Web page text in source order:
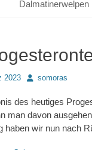
Dalmatinerwelpen
2023 Autorsomoras
des heutiges
man davon
haben wir nun nach